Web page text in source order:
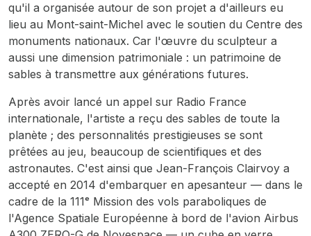
qu'il a organisée autour de son projet a d'ailleurs eu
lieu au Mont-saint-Michel avec le soutien du Centre des
monuments nationaux. Car l'œuvre du sculpteur a
aussi une dimension patrimoniale : un patrimoine de
sables à transmettre aux générations futures.
Après avoir lancé un appel sur Radio France
internationale, l'artiste a reçu des sables de toute la
planète ; des personnalités prestigieuses se sont
prêtées au jeu, beaucoup de scientifiques et des
astronautes. C'est ainsi que Jean-François Clairvoy a
accepté en 2014 d'embarquer en apesanteur — dans le
cadre de la 111ᵉ Mission des vols paraboliques de
l'Agence Spatiale Européenne à bord de l'avion Airbus